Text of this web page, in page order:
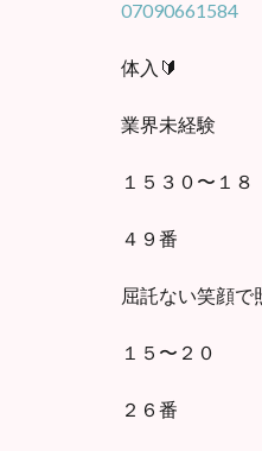
07090661584
体入🔰
業界未経験
１５３０〜１８
４９番
屈託ない笑顔で
１５〜２０
２６番